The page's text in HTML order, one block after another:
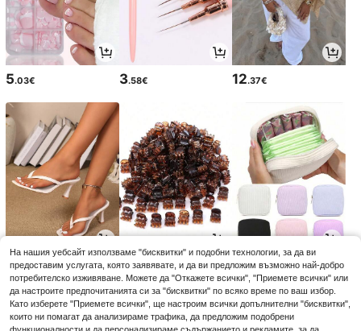
5.03€ 3.58€ 12.37€
13.06€ 2.68€ 2.78€
На нашия уебсайт използваме "бисквитки" и подобни технологии, за да ви
предоставим услугата, която заявявате, и да ви предложим възможно най-добро
потребителско изживяване. Можете да "Откажете всички", "Приемете всички" или
да настроите предпочитанията си за "бисквитки" по всяко време по ваш избор.
Като изберете "Приемете всички", ще настроим всички допълнителни "бисквитки",
които ни помагат да анализираме трафика, да предложим подобрени